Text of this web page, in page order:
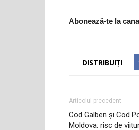
Abonează-te la
DISTRIBUIȚI
Articolul precedent
Cod Galben și Cod
Moldova: risc de